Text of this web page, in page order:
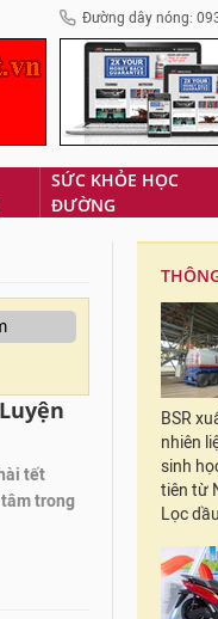
Đường dây nóng:
SỨC KHỎE HỌC
ĐƯỜNG
tết
trong
BSR
nhiên
sinh
tiên từ
Lọc